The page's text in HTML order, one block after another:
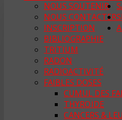
NOUS SOUTENIR
NOUS CONTACTER
INSCRIPTION
BIBLIOGRAPHIE
TRITIUM
RADON
RADIOACTIVITÉ
FAIBLES DOSES
CUMUL DES
THYROÏDE
CANCERS &